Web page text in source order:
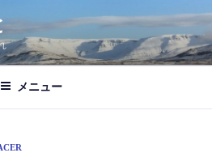
メニュー